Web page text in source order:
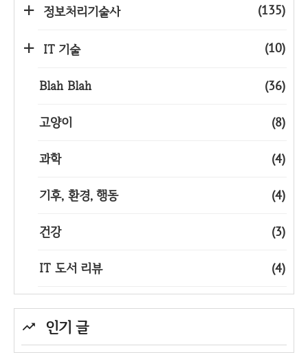
정보처리기술사 (135)
IT 기술 (10)
Blah Blah (36)
고양이 (8)
과학 (4)
기후, 환경, 행동 (4)
건강 (3)
IT 도서 리뷰 (4)
인기 글